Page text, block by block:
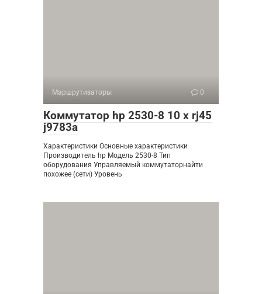
Маршрутизаторы 0
Коммутатор hp 2530-8 10 x rj45
j9783a
Характеристики Основные характеристики
Производитель hp Модель 2530-8 Тип
оборудования Управляемый коммутаторнайти
похожее (сети) Уровень